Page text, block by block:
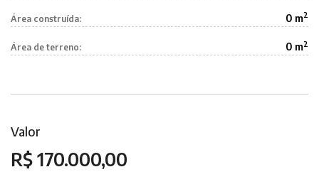
Área construída: 0 m2
Área de terreno: 0 m2
Valor
R$ 170.000,00